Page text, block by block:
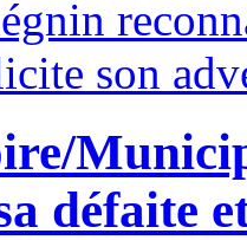
défaite